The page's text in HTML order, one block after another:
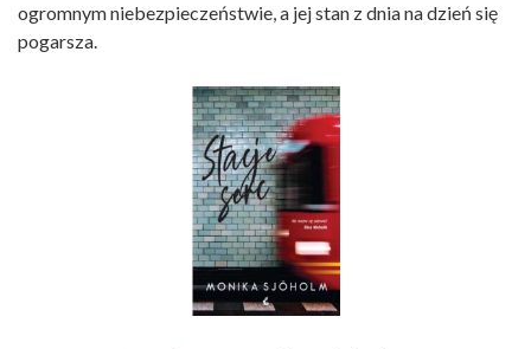
ogromnym niebezpieczeństwie, a jej stan z dnia na dzień się
pogarsza.